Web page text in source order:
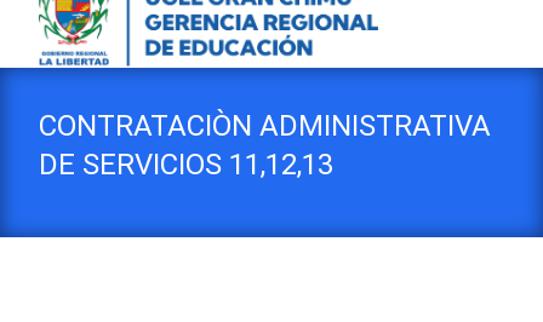
CONTRATACIÒN ADMINISTRATIVA
DE SERVICIOS 11,12,13